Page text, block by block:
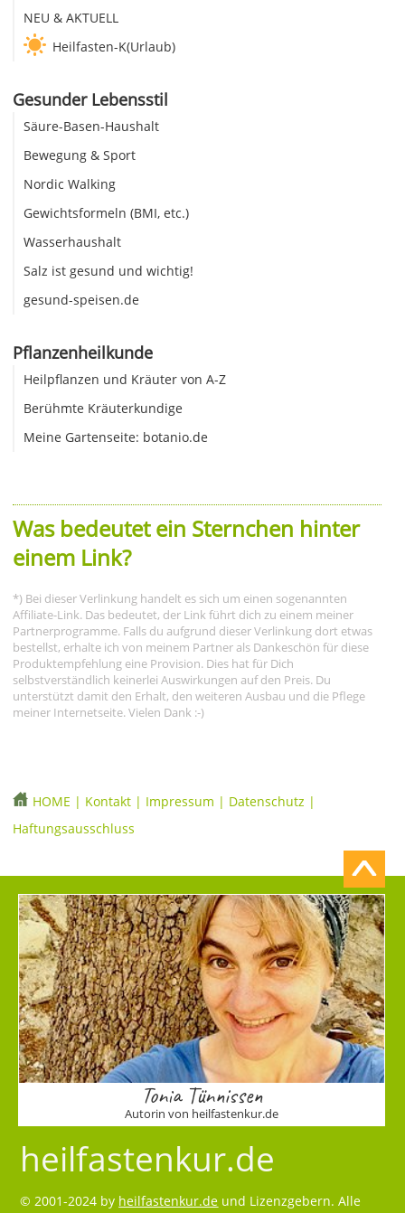
NEU & AKTUELL
Heilfasten-K(Urlaub)
Gesunder Lebensstil
Säure-Basen-Haushalt
Bewegung & Sport
Nordic Walking
Gewichtsformeln (BMI, etc.)
Wasserhaushalt
Salz ist gesund und wichtig!
gesund-speisen.de
Pflanzenheilkunde
Heilpflanzen und Kräuter von A-Z
Berühmte Kräuterkundige
Meine Gartenseite: botanio.de
Was bedeutet ein Sternchen hinter
einem Link?
*) Bei dieser Verlinkung handelt es sich um einen sogenannten
Affiliate-Link. Das bedeutet, der Link führt dich zu einem meiner
Partnerprogramme. Falls du aufgrund dieser Verlinkung dort etwas
bestellst, erhalte ich von meinem Partner als Dankeschön für diese
Produktempfehlung eine Provision. Dies hat für Dich
selbstverständlich keinerlei Auswirkungen auf den Preis. Du
unterstützt damit den Erhalt, den weiteren Ausbau und die Pflege
meiner Internetseite. Vielen Dank :-)
HOME | Kontakt | Impressum | Datenschutz |
Haftungsausschluss
Tonia Tünnissen
Autorin von heilfastenkur.de
heilfastenkur.de
© 2001-2024 by heilfastenkur.de und Lizenzgebern. Alle